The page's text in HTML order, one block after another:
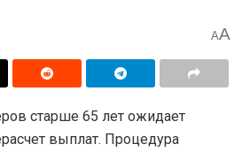
AA
старше 65 лет ожидает
выплат. Процедура